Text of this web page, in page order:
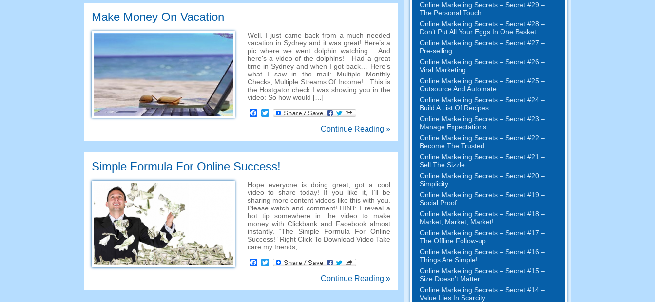
Make Money On Vacation
Well, I just came back from a much needed
vacation in Sydney and it was great! Here’s a
pic where we went dolphin watching
And
here’s a video of the dolphins! Had a great
time in Sydney and when I got back
Here’s
what I saw in the mail: Multiple Monthly
Checks, Multiple Streams Of Income! This is
the Hostgator check I was showing you in the
video: So how would […]
Facebook
Twitter
Continue Reading »
Simple Formula For Online Success!
Hope everyone is doing great ,got a cool
video to share today! If you like it, I’ll be
sharing more content videos like this with you
Please watch and comment! HINT: I reveal a
hot tip somewhere in the video to make
money with Clickbank and Facebook almost
instantly. “The Simple Formula For Online
Success!” Right Click To Download Video Take
care my friends,
Facebook
Twitter
Continue Reading »
Online Marketing Secrets– Secret#29 –
The Personal Touch
Online Marketing Secrets– Secret#28 –
Don’t Put All Your Eggs In One Basket
Online Marketing Secrets– Secret#27 –
Pre-selling
Online Marketing Secrets– Secret#26 –
Viral Marketing
Online Marketing Secrets– Secret#25 –
Outsource And Automate
Online Marketing Secrets– Secret#24 –
Build A List Of Recipes
Online Marketing Secrets– Secret#23 –
Manage Expectations
Online Marketing Secrets– Secret#22 –
Become The Trusted
Online Marketing Secrets– Secret#21 –
Sell The Sizzle
Online Marketing Secrets– Secret#20 –
Simplicity
Online Marketing Secrets– Secret#19 –
Social Proof
Online Marketing Secrets– Secret#18 –
Market, Market, Market!
Online Marketing Secrets– Secret#17 –
The Offline Follow-up
Online Marketing Secrets– Secret#16 –
Things Are Simple!
Online Marketing Secrets– Secret#15 –
Size Doesn’t Matter
Online Marketing Secrets– Secret#14 –
Value Lies In Scarcity